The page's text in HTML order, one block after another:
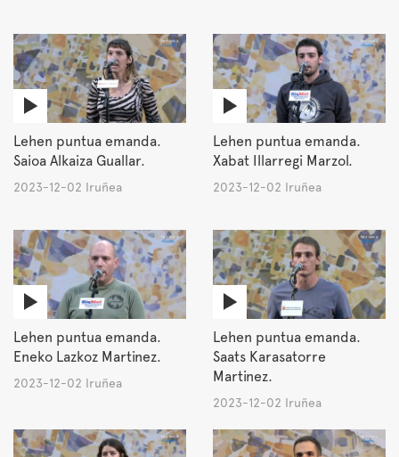
Lehen puntua emanda.
Saioa Alkaiza Guallar.
2023-12-02 Iruñea
Lehen puntua emanda.
Xabat Illarregi Marzol.
2023-12-02 Iruñea
Lehen puntua emanda.
Eneko Lazkoz Martinez.
2023-12-02 Iruñea
Lehen puntua emanda.
Saats Karasatorre
Martinez.
2023-12-02 Iruñea